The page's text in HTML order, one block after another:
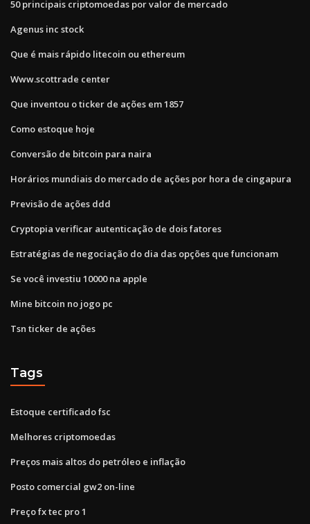
50 principais criptomoedas por valor de mercado
Agenus inc stock
Que é mais rápido litecoin ou ethereum
Www.scottrade center
Que inventou o ticker de ações em 1857
Como estoque hoje
Conversão de bitcoin para naira
Horários mundiais do mercado de ações por hora de cingapura
Previsão de ações ddd
Cryptopia verificar autenticação de dois fatores
Estratégias de negociação do dia das opções que funcionam
Se você investiu 10000 na apple
Mine bitcoin no jogo pc
Tsn ticker de ações
Tags
Estoque certificado fsc
Melhores criptomoedas
Preços mais altos do petróleo e inflação
Posto comercial gw2 on-line
Preço fx tec pro 1